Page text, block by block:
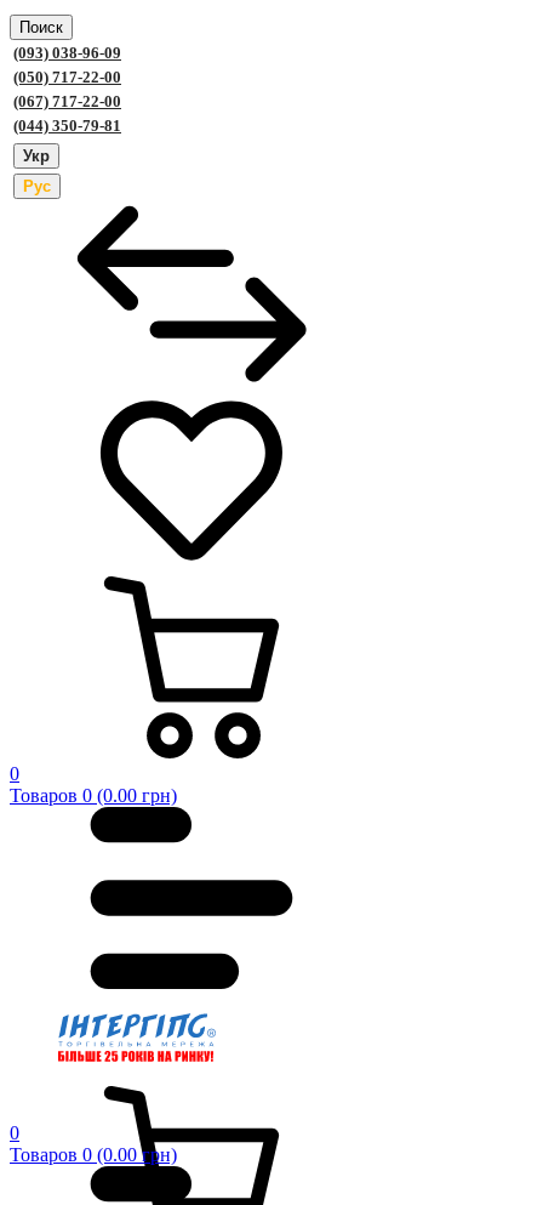
Поиск
(093) 038-96-09
(050) 717-22-00
(067) 717-22-00
(044) 350-79-81
Укр
Рус
0
Товаров 0 (0.00 грн)
0
Товаров 0 (0.00 грн)